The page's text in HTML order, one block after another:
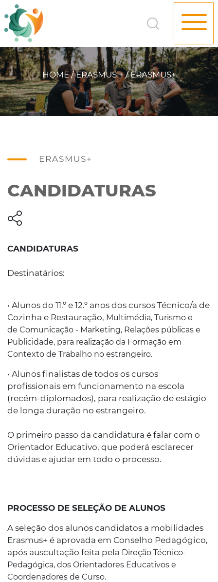
HOME / ERASMUS + / ERASMUS+
ERASMUS+
CANDIDATURAS
CANDIDATURAS
Destinatários:
• Alunos do 11.º e 12.º anos dos cursos Técnico/a de
Cozinha e Restauração, Multimédia, Turismo e
de Comunicação - Marketing, Relações públicas e
Publicidade, para realização da Formação em
Contexto de Trabalho no estrangeiro.
• Alunos finalistas de todos os cursos
profissionais em funcionamento na escola
(recém-diplomados), para realização de estágio
de longa duração no estrangeiro.
O primeiro passo da candidatura é falar com o
Orientador Educativo, que poderá esclarecer
dúvidas e ajudar em todo o processo.
PROCESSO DE SELEÇÃO DE ALUNOS
A seleção dos alunos candidatos a mobilidades
Erasmus+ é aprovada em Conselho Pedagógico,
após auscultação feita pela Direção Técnico-
Pedagógica, dos Orientadores Educativos e
Coordenadores de Curso.